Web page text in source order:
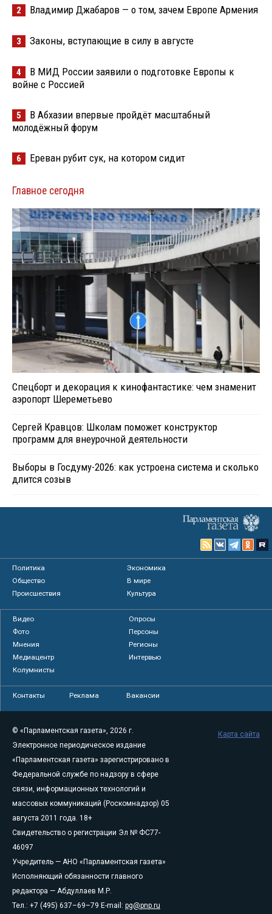
2 Владимир Джабаров — о том, зачем Европе Армения
3 Законы, вступающие в силу в августе
4
В МИД России заявили о подготовке Европы к
войне с Россией
5
В Абхазии впервые пройдёт масштабный
молодёжный форум
6 Ереван рубит сук, на котором сидит
Главное сегодня
Спецборт и декорация к кинофантастике: чем знаменит
аэропорт Шереметьево
Сергей Кравцов: Школам поможет конструктор
программ для внеурочной деятельности
Выборы в Госдуму-2026: как устроена система и сколько
длится созыв
Политика
Экономика
Общество
В мире
Происшествия
Культура
Видео
Опросы
Фото
Персоны
Мнения
Регионы
Медиацентр
Интервью
Колумнисты
Контакты Реклама Вакансии
© «Парламентская газета», 2026 г.
Электронное периодическое издание
«Парламентская газета» зарегистрировано в
Федеральной службе по надзору в сфере
связи, информационных технологий и
массовых коммуникаций (Роскомнадзор) 05
августа 2011 года. 18+
Свидетельство о регистрации Эл № ФС77-
46097
Учредитель — АНО «Парламентская газета»
Исполняющий обязанности главного
редактора — Абдуллаев М.Р.
Тел.: +7 (495) 637–69–79 E-mail: pg@pnp.ru
Карта сайта